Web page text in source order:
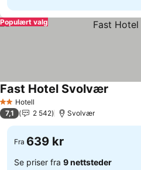
Populært valg
2 Stjerner
Hotell
Fast Hotel Svolvær
7,1 2 542 Svolvær
Fra 639 kr
Se priser fra 9 nettsteder